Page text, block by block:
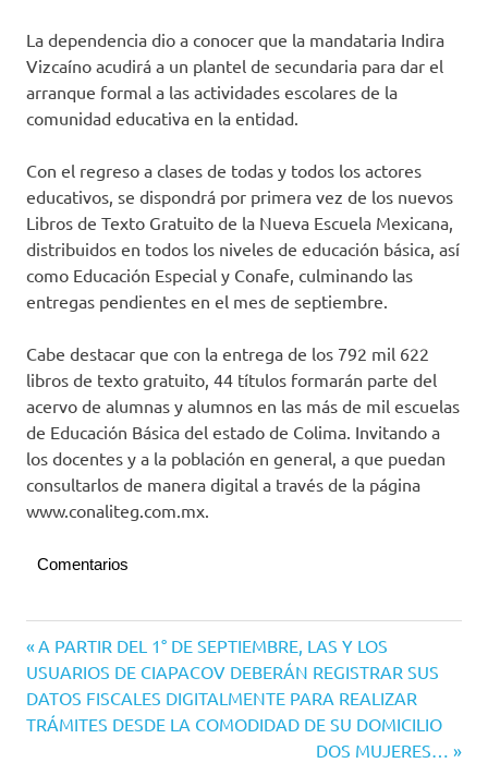
La dependencia dio a conocer que la mandataria Indira
Vizcaíno acudirá a un plantel de secundaria para dar el
arranque formal a las actividades escolares de la
comunidad educativa en la entidad.
Con el regreso a clases de todas y todos los actores
educativos, se dispondrá por primera vez de los nuevos
Libros de Texto Gratuito de la Nueva Escuela Mexicana,
distribuidos en todos los niveles de educación básica, así
como Educación Especial y Conafe, culminando las
entregas pendientes en el mes de septiembre.
Cabe destacar que con la entrega de los 792 mil 622
libros de texto gratuito, 44 títulos formarán parte del
acervo de alumnas y alumnos en las más de mil escuelas
de Educación Básica del estado de Colima. Invitando a
los docentes y a la población en general, a que puedan
consultarlos de manera digital a través de la página
www.conaliteg.com.mx.
Comentarios
Navegación
de
entradas
Entrada
anterior:
A PARTIR DEL 1° DE SEPTIEMBRE, LAS Y LOS
USUARIOS DE CIAPACOV DEBERÁN REGISTRAR SUS
DATOS FISCALES DIGITALMENTE PARA REALIZAR
TRÁMITES DESDE LA COMODIDAD DE SU DOMICILIO
Siguiente
DOS MUJERES…